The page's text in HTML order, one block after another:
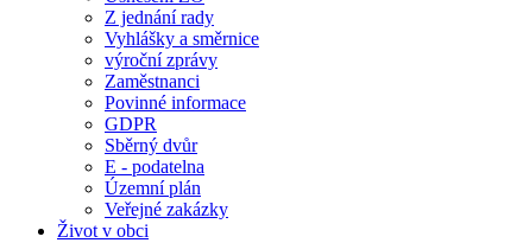
Z jednání rady
Vyhlášky a směrnice
výroční zprávy
Zaměstnanci
Povinné informace
GDPR
Sběrný dvůr
E - podatelna
Územní plán
Veřejné zakázky
Život v obci